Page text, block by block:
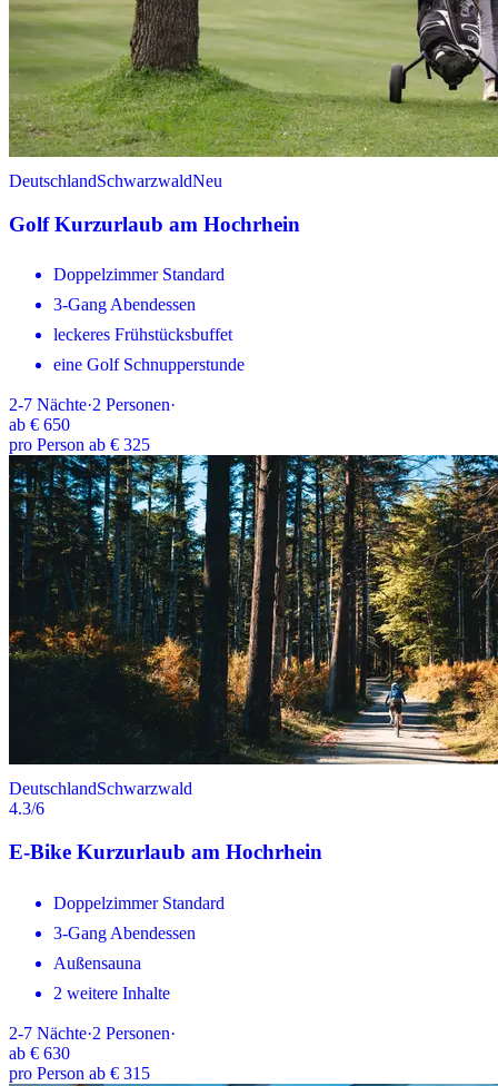
DeutschlandSchwarzwaldNeu
Golf Kurzurlaub am Hochrhein
Doppelzimmer Standard
3-Gang Abendessen
leckeres Frühstücksbuffet
eine Golf Schnupperstunde
2-7 Nächte·2 Personen·
ab € 650
pro Person ab € 325
DeutschlandSchwarzwald
4.3/6
E-Bike Kurzurlaub am Hochrhein
Doppelzimmer Standard
3-Gang Abendessen
Außensauna
2 weitere Inhalte
2-7 Nächte·2 Personen·
ab € 630
pro Person ab € 315